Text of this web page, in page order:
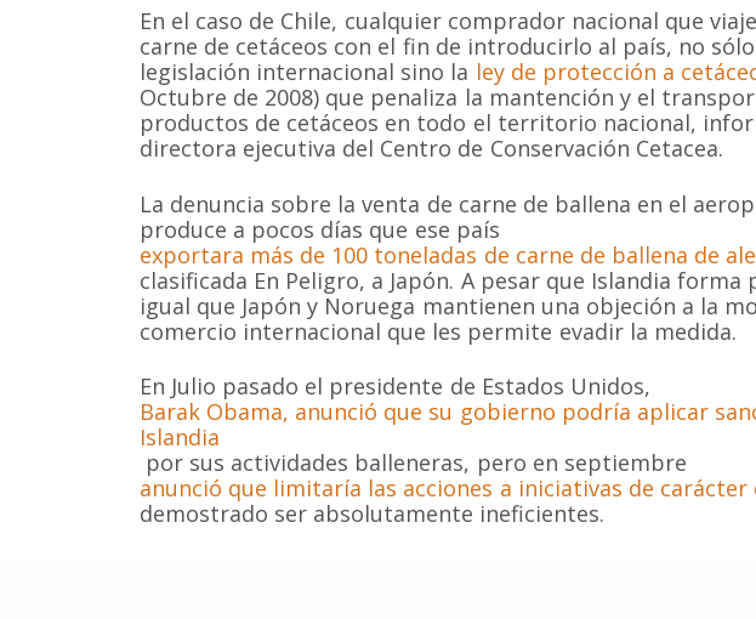
En el caso de Chile, cualquier comprador nacional que
carne de cetáceos con el fin de introducirlo al país, no
legislación internacional sino la ley de protección a
Octubre de 2008) que penaliza la mantención y el
productos de cetáceos en todo el territorio nacional,
directora ejecutiva del Centro de Conservación Cetacea.
La denuncia sobre la venta de carne de ballena en el
produce a pocos días que ese país
exportara más de 100 toneladas de carne de ballena de
clasificada En Peligro, a Japón. A pesar que Islandia forma
igual que Japón y Noruega mantienen una objeción a la
comercio internacional que les permite evadir la medida.
En Julio pasado el presidente de Estados Unidos,
Barak Obama, anunció que su gobierno podría aplicar
Islandia
por sus actividades balleneras, pero en septiembre
anunció que limitaría las acciones a iniciativas de
demostrado ser absolutamente ineficientes.
Somos una organización no gubernamental chilena y sin fines de
lucro que trabaja activamente en la conservación de las especies de
cetáceos y sus ecosistemas acuáticos en Chile y el Hemisferio Sur.
Correo: Casilla 19178, Lo Castillo, Vitacura, Santiago de Chile.
Fono-fax: (56 2) 228 2910
© 2020Estudio